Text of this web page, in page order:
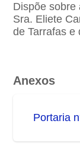
Dispõe sobre
Sra. Eliete
de Tarrafas e
Anexos
Portaria